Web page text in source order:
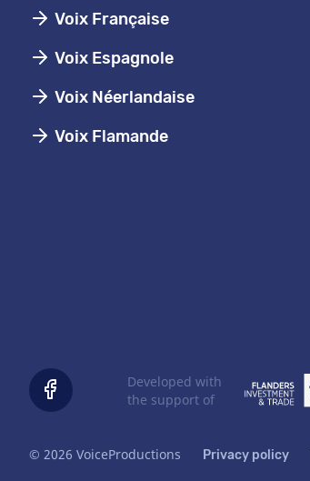
Voix Française
Voix Espagnole
Voix Néerlandaise
Voix Flamande
© 2026 VoiceProductions Privacy policy
Developed with
the support of